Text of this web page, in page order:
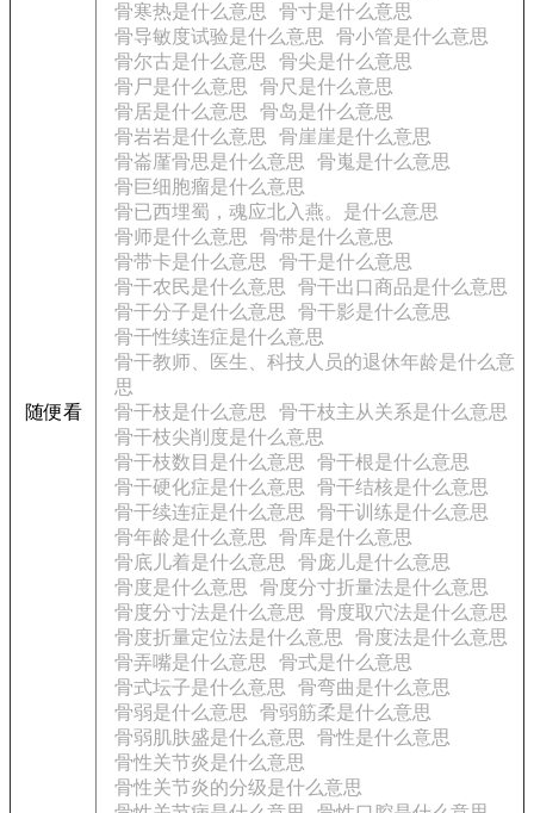
随便看
骨寒热是什么意思
骨寸是什么意思
骨导敏度试验是什么意思
骨小管是什么意思
骨尔古是什么意思
骨尖是什么意思
骨尸是什么意思
骨尺是什么意思
骨居是什么意思
骨岛是什么意思
骨岩岩是什么意思
骨崖崖是什么意思
骨崙厪骨思是什么意思
骨嵬是什么意思
骨巨细胞瘤是什么意思
骨已西埋蜀，魂应北入燕。是什么意思
骨师是什么意思
骨带是什么意思
骨带卡是什么意思
骨干是什么意思
骨干农民是什么意思
骨干出口商品是什么意思
骨干分子是什么意思
骨干影是什么意思
骨干性续连症是什么意思
骨干教师、医生、科技人员的退休年龄是什么意
思
骨干枝是什么意思
骨干枝主从关系是什么意思
骨干枝尖削度是什么意思
骨干枝数目是什么意思
骨干根是什么意思
骨干硬化症是什么意思
骨干结核是什么意思
骨干续连症是什么意思
骨干训练是什么意思
骨年龄是什么意思
骨库是什么意思
骨底儿着是什么意思
骨庞儿是什么意思
骨度是什么意思
骨度分寸折量法是什么意思
骨度分寸法是什么意思
骨度取穴法是什么意思
骨度折量定位法是什么意思
骨度法是什么意思
骨弄嘴是什么意思
骨式是什么意思
骨式坛子是什么意思
骨弯曲是什么意思
骨弱是什么意思
骨弱筋柔是什么意思
骨弱肌肤盛是什么意思
骨性是什么意思
骨性关节炎是什么意思
骨性关节炎的分级是什么意思